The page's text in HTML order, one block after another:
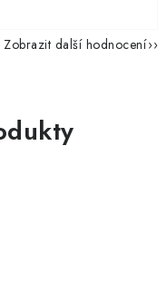
Zobrazit další hodnocení